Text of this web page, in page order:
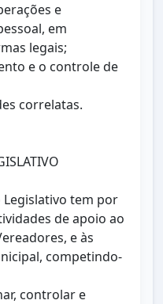
e
em
legais;
e o controle de
correlatas.
Legislativo tem por
de apoio ao
e às
competindo-
controlar e